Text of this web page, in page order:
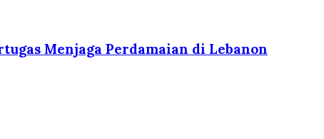
Menjaga Perdamaian di Lebanon